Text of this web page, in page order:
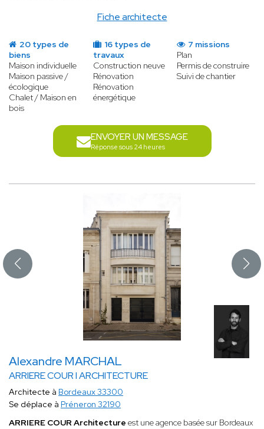
Fiche architecte
20 types de
biens
Maison individuelle
Maison passive /
écologique
Chalet / Maison en
bois
16 types de
travaux
Construction neuve
Rénovation
Rénovation
énergétique
7 missions
Plan
Permis de construire
Suivi de chantier
ENVOYER UN MESSAGE
Réponse sous 24 heures
Alexandre MARCHAL
ARRIERE COUR I ARCHITECTURE
Architecte à Bordeaux 33300
Se déplace à Préneron 32190
ARRIERE COUR Architecture est une agence basée sur Bordeaux